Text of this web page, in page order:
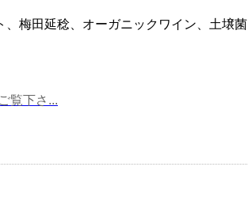
梅田延稔、オーガニックワイン、土壌菌
覧下さ...